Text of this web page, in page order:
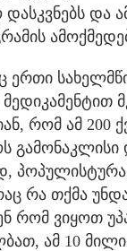
და
ერთი
მედიკამენტით
რომ ამ 200
გამონაკლისი
რა თქმა
რომ ვიყოთ
ამ 10